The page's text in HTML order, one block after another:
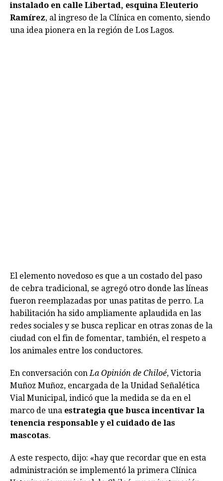
instalado en calle Libertad, esquina Eleuterio
Ramírez, al ingreso de la Clínica en comento, siendo
una idea pionera en la región de Los Lagos.
El elemento novedoso es que a un costado del paso
de cebra tradicional, se agregó otro donde las líneas
fueron reemplazadas por unas patitas de perro. La
habilitación ha sido ampliamente aplaudida en las
redes sociales y se busca replicar en otras zonas de la
ciudad con el fin de fomentar, también, el respeto a
los animales entre los conductores.
En conversación conLa Opinión de Chiloé, Victoria
Muñoz Muñoz, encargada de la Unidad Señalética
Vial Municipal, indicó que la medida se da en el
marco de una estrategia que busca incentivar la
tenencia responsable y el cuidado de las
mascotas.
A este respecto, dijo: «hay que recordar que en esta
administración se implementó la primera Clínica